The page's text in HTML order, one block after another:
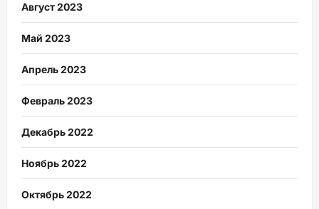
Август 2023
Май 2023
Апрель 2023
Февраль 2023
Декабрь 2022
Ноябрь 2022
Октябрь 2022